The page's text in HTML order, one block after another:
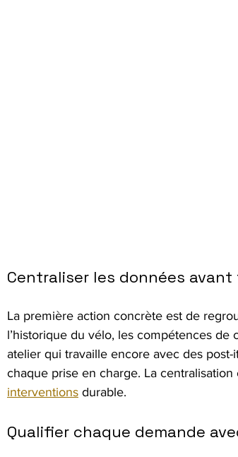
Centraliser les données
La première action concrète est de
l’historique du vélo, les compétences
atelier qui travaille encore avec des
chaque prise en charge. La
interventions durable.
Qualifier chaque demande